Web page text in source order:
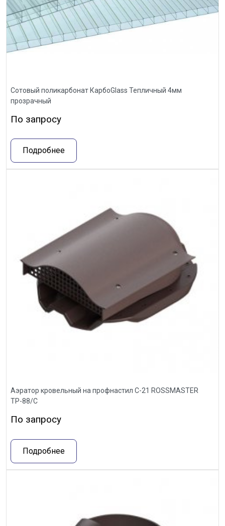
Сотовый поликарбонат КарбоGlass Тепличный 4мм
прозрачный
По запросу
Подробнее
Аэратор кровельный на профнастил С-21 ROSSMASTER
ТР-88/С
По запросу
Подробнее